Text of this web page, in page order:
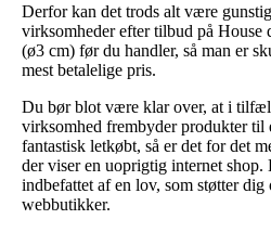
Derfor kan det trods alt være
virksomheder efter tilbud på House
(ø3 cm) før du handler, så man er
mest betalelige pris.
Du bør blot være klar over, at i
virksomhed frembyder produkter til
fantastisk letkøbt, så er det for det
der viser en uoprigtig internet
indbefattet af en lov, som støtter
webbutikker.